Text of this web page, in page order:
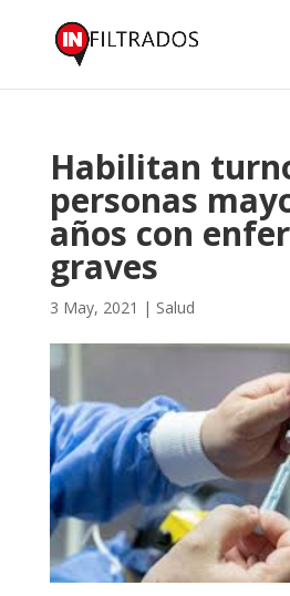
Habilitan
personas
años con
graves
3 May, 2021 | Salud